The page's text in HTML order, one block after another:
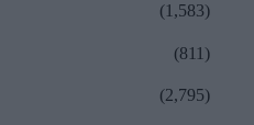
(1,583)
(811)
(2,795)